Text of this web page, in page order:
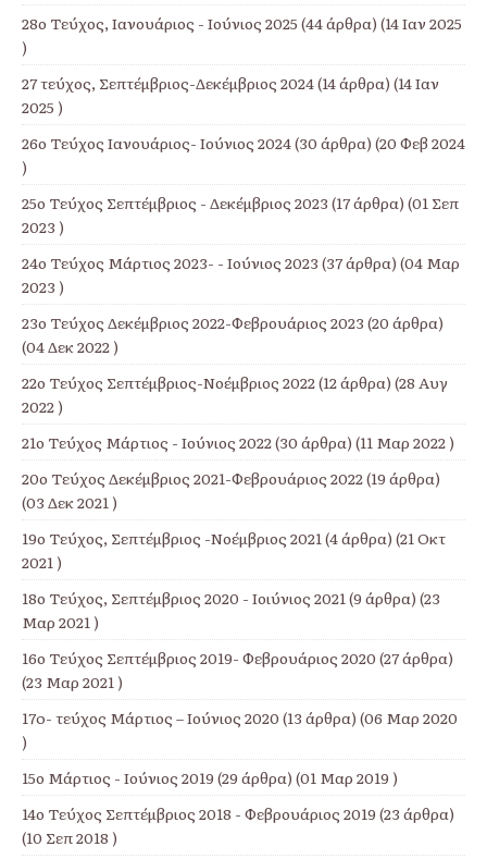
28ο Τεύχος, Ιανουάριος - Ιούνιος 2025 (44 άρθρα) (14 Ιαν 2025
)
27 τεύχος, Σεπτέμβριος-Δεκέμβριος 2024(14 άρθρα) (14 Ιαν
2025 )
26ο Τεύχος Ιανουάριος- Ιούνιος 2024(30 άρθρα) (20 Φεβ 2024
)
25ο Τεύχος Σεπτέμβριος - Δεκέμβριος 2023 (17 άρθρα) (01 Σεπ
2023 )
24ο Τεύχος Μάρτιος 2023- - Ιούνιος 2023 (37 άρθρα) (04 Μαρ
2023 )
23ο Τεύχος Δεκέμβριος 2022-Φεβρουάριος 2023 (20 άρθρα)
(04 Δεκ 2022 )
22ο Τεύχος Σεπτέμβριος-Νοέμβριος 2022(12 άρθρα) (28 Αυγ
2022 )
21ο Τεύχος Μάρτιος - Ιούνιος 2022(30 άρθρα) (11 Μαρ 2022 )
20ο Τεύχος Δεκέμβριος 2021-Φεβρουάριος 2022(19 άρθρα)
(03 Δεκ 2021 )
19ο Τεύχος, Σεπτέμβριος -Νοέμβριος 2021(4 άρθρα) (21 Οκτ
2021 )
18ο Τεύχος, Σεπτέμβριος 2020 - Ιοιύνιος 2021(9 άρθρα) (23
Μαρ 2021 )
16ο Τεύχος Σεπτέμβριος 2019- Φεβρουάριος 2020 (27 άρθρα)
(23 Μαρ 2021 )
17o- τεύχος Μάρτιος – Ιούνιος 2020 (13 άρθρα) (06 Μαρ 2020
)
15ο Μάρτιος - Ιούνιος 2019 (29 άρθρα) (01 Μαρ 2019 )
14ο Τεύχος Σεπτέμβριος 2018 - Φεβρουάριος 2019 (23 άρθρα)
(10 Σεπ 2018 )